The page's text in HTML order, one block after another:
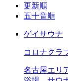
更新順
五十音順
ゲイサウナ
コロナクラ
名古屋エリ